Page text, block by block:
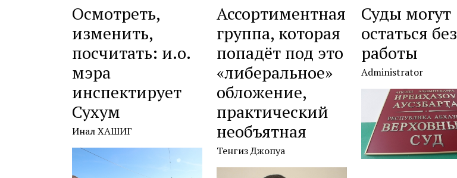
Осмотреть,
изменить,
посчитать: и.о.
мэра
инспектирует
Сухум
Инал ХАШИГ
Ассортиментная
группа, которая
попадёт под это
«либеральное»
обложение,
практический
необъятная
Тенгиз Джопуа
Суды могут
остаться без
работы
Administrator